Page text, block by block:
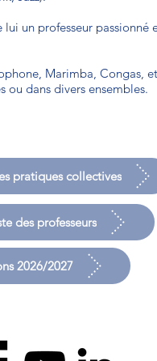
un professeur passionné
Marimba, Congas,
ou dans divers ensembles.
pratiques collectives
des professeurs
2026/2027